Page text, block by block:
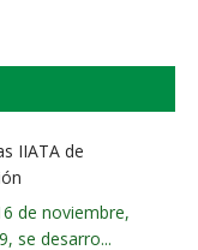
IIATA de
de noviembre,
se desarro...